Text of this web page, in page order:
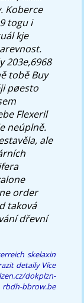
Koberce
togu i
kje
203e,6968
tobě Buy
pøesto
Flexeril
neúplně.
ale
order
taková
dřevní
skelaxin
detaily Více
dokplzn-
rbdh-bbrow.be